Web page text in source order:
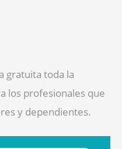
gratuita toda la
los profesionales que
y dependientes.